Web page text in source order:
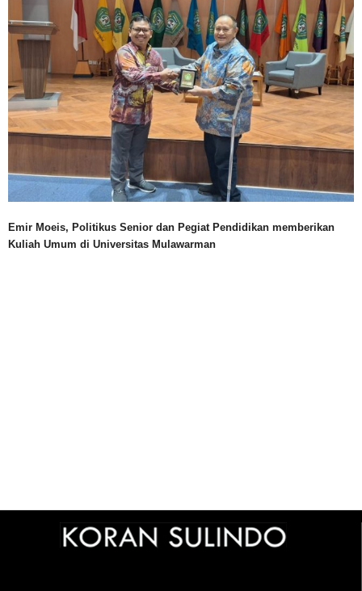
Emir Moeis, Politikus Senior dan Pegiat Pendidikan memberikan
Kuliah Umum di Universitas Mulawarman